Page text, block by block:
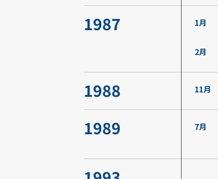
1987 1月
2月
1988 11月
1989 7月